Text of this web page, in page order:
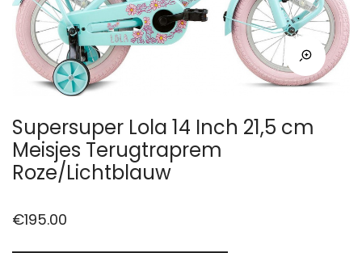
Supersuper Lola 14 Inch 21,5 cm
Meisjes Terugtraprem
Roze/Lichtblauw
€195.00